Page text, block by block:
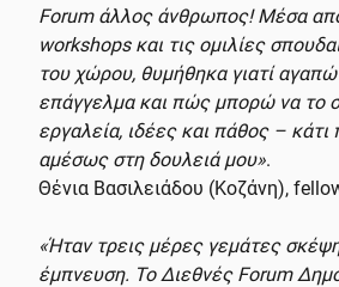
Forum άλλος άνθρωπος! Μέσα
workshops και τις ομιλίες
του χώρου, θυμήθηκα γιατί
επάγγελμα και πώς μπορώ να το
εργαλεία, ιδέες και πάθος –
αμέσως στη δουλειά μου».
Θένια Βασιλειάδου (Κοζάνη),
«Ήταν τρεις μέρες γεμάτες
έμπνευση. Το Διεθνές Forum